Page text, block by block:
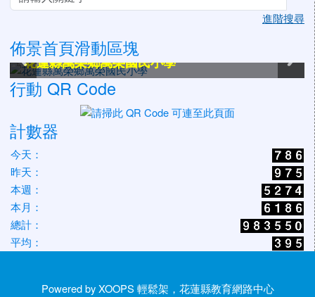
進階搜尋
佈景首頁滑動區塊
花蓮縣萬榮鄉萬榮國民小學
花蓮縣萬榮鄉萬榮國民小學
花蓮縣萬榮鄉萬榮國民小學
花蓮縣萬榮鄉萬榮國民小學
花蓮縣萬榮鄉萬榮國民小學
花蓮縣萬榮鄉萬榮國民小學
行動 QR Code
計數器
今天：
昨天：
本週：
本月：
總計：
平均：
Powered by XOOPS 輕鬆架，花蓮縣教育網路中心